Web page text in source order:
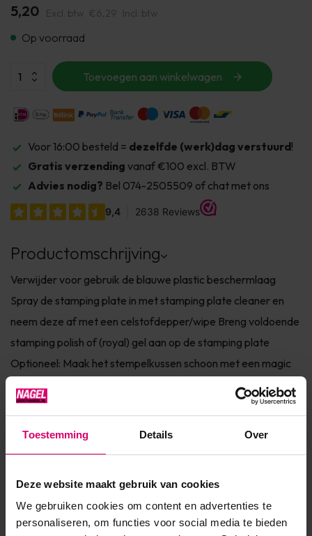
Toestemming Details Over
Deze website maakt gebruik van cookies
We gebruiken cookies om content en advertenties te
personaliseren, om functies voor social media te bieden
5,20 Excl. btw €6,29 Incl. btw
Op voorraad
Toevoegen aan winkelwagen
Voor 16:00 besteld = dezelfde (werk)dag verstuurd!
Gratis verzending vanaf €100 excl. BTW
Advies nodig? Bel 074-2505509 of chat met ons
Productomschrijving
Verwijder voor gebruik de blauwe plastic beschermlaag
Spray de stamping plate in met stamping plate cleaner en
neem deze af met een celstofdepper/wipe Breng voldoende
stamping polish of (royal) gel aan op de stamping plate
Optioneel: Maak het stempelkussen schoon met een magic
roller for stamping Schraap de overtollige polish/gel weg met
de s...
Toon meer
Product specificaties
Artikelnummer 37892